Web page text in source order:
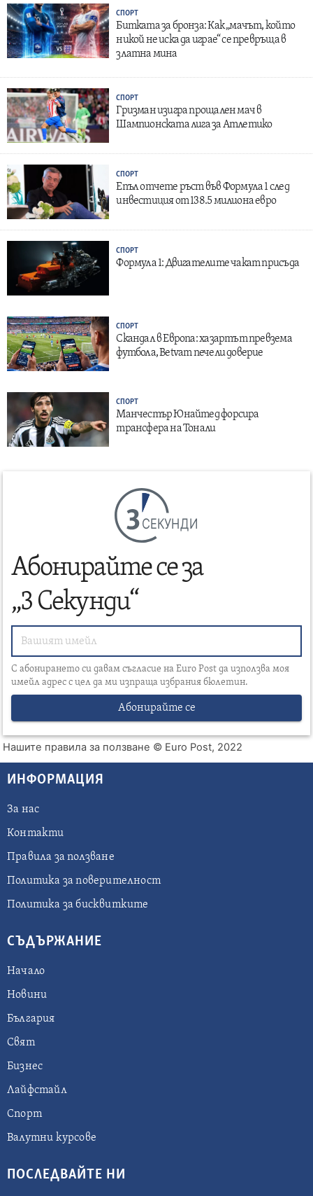
СПОРТ
Битката за бронза: Как „мачът, който
никой не иска да играе“ се превръща в
златна мина
СПОРТ
Гризман изигра прощален мач в
Шампионската лига за Атлетико
СПОРТ
Епъл отчете ръст във Формула 1 след
инвестиция от 138.5 милиона евро
СПОРТ
Формула 1: Двигателите чакат присъда
СПОРТ
Скандал в Европа: хазартът превзема
футбола, Betvam печели доверие
СПОРТ
Манчестър Юнайтед форсира
трансфера на Тонали
СЕКУНДИ
Абонирайте се за
„3 Секунди“
С абонирането си давам съгласие на Euro Post да използва моя
имейл адрес с цел да ми изпраща избрания бюлетин.
Абонирайте се
Нашите правила за ползване © Euro Post, 2022
ИНФОРМАЦИЯ
За нас
Контакти
Правила за ползване
Политика за поверителност
Политика за бисквитките
СЪДЪРЖАНИЕ
Начало
Новини
България
Свят
Бизнес
Лайфстайл
Спорт
Валутни курсове
ПОСЛЕДВАЙТЕ НИ